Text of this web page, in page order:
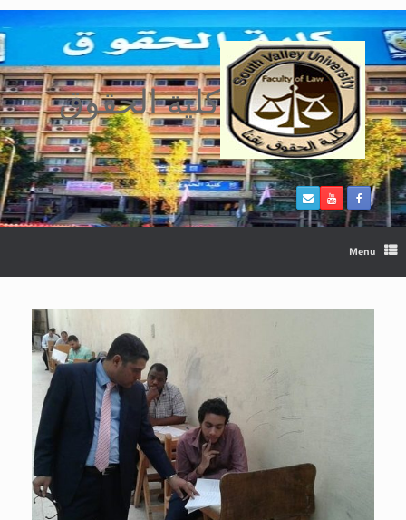
Skip
to
content
كلية الحقوق
Menu